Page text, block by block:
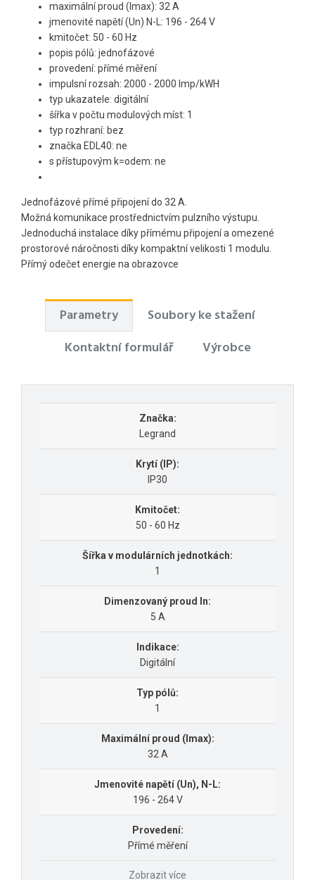
maximální proud (Imax): 32 A
jmenovité napětí (Un) N-L: 196 - 264 V
kmitočet: 50 - 60 Hz
popis pólů: jednofázové
provedení: přímé měření
impulsní rozsah: 2000 - 2000 Imp/kWH
typ ukazatele: digitální
šířka v počtu modulových míst: 1
typ rozhraní: bez
značka EDL40: ne
s přístupovým k=odem: ne
Jednofázové přímé připojení do 32 A.
Možná komunikace prostřednictvím pulzního výstupu.
Jednoduchá instalace díky přímému připojení a omezené
prostorové náročnosti díky kompaktní velikosti 1 modulu.
Přímý odečet energie na obrazovce
Parametry
Soubory ke stažení
Kontaktní formulář
Výrobce
Značka:
Legrand
Krytí (IP):
IP30
Kmitočet:
50 - 60 Hz
Šířka v modulárních jednotkách:
1
Dimenzovaný proud In:
5 A
Indikace:
Digitální
Typ pólů:
1
Maximální proud (Imax):
32 A
Jmenovité napětí (Un), N-L:
196 - 264 V
Provedení:
Přímé měření
Zobrazit více